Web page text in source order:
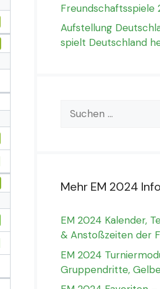
Freundschaftsspiele
Aufstellung
spielt Deutschland
Suchen
nach:
Mehr EM 2024
EM 2024 Kalender,
& Anstoßzeiten der
EM 2024
Gruppendritte,